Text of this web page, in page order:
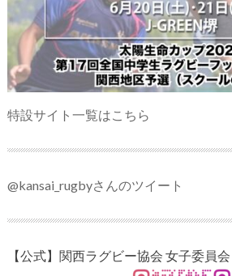
特設サイト一覧はこちら
@kansai_rugbyさんのツイート
【公式】関西ラグビー協会 女子委員